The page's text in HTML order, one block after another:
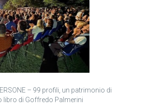
– 99 profili, un patrimonio di
libro di Goffredo Palmerini